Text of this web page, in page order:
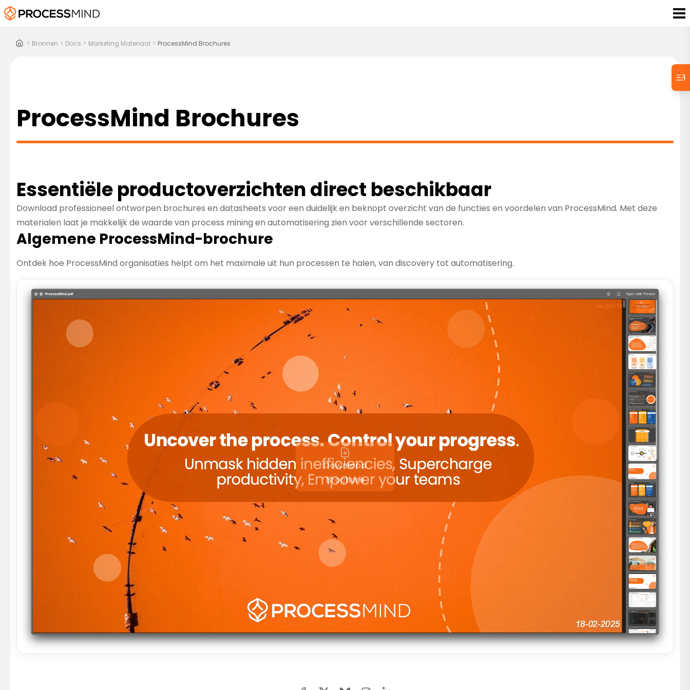
> Bronnen > Docs > Marketing Materiaal > ProcessMind Brochures
ProcessMind Brochures
Essentiële productoverzichten direct beschikbaar
Download professioneel ontworpen brochures en datasheets voor een duidelijk en beknopt overzicht van de functies en voordelen van ProcessMind. Met deze
materialen laat je makkelijk de waarde van process mining en automatisering zien voor verschillende sectoren.
Algemene ProcessMind-brochure
Ontdek hoe ProcessMind organisaties helpt om het maximale uit hun processen te halen, van discovery tot automatisering.
Download
Brochure